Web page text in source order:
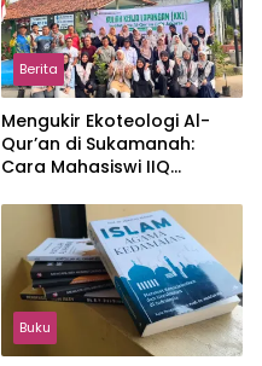
Berita
Mengukir Ekoteologi Al-
Qur’an di Sukamanah:
Cara Mahasiswi IIQ
Jonggol
Buku